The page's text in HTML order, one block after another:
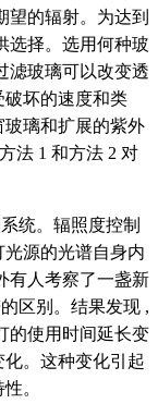
望的辐射。为达到
选择。选用何种玻
滤玻璃可以改变透
破坏的速度和类
玻璃和扩展的紫外
法 1 和方法 2 对
统。辐照度控制
源的光谱自身内
有人考察了一盏新
区别。结果发现 ,
的使用时间延长变
。这种变化引起
。